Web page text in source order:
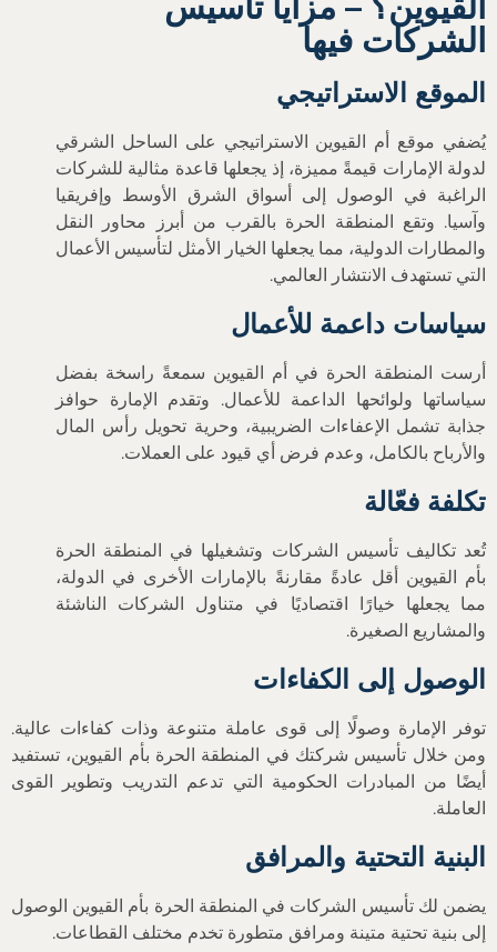
الشركات فيها
الموقع الاستراتيجي
يُضفي موقع أم القيوين الاستراتيجي على الساحل الشرقي
لدولة الإمارات قيمةً مميزة، إذ يجعلها قاعدة مثالية للشركات
الراغبة في الوصول إلى أسواق الشرق الأوسط وإفريقيا
وآسيا. وتقع المنطقة الحرة بالقرب من أبرز محاور النقل
والمطارات الدولية، مما يجعلها الخيار الأمثل لتأسيس الأعمال
التي تستهدف الانتشار العالمي.
سياسات داعمة للأعمال
أرست المنطقة الحرة في أم القيوين سمعةً راسخة بفضل
سياساتها ولوائحها الداعمة للأعمال. وتقدم الإمارة حوافز
جذابة تشمل الإعفاءات الضريبية، وحرية تحويل رأس المال
والأرباح بالكامل، وعدم فرض أي قيود على العملات.
تكلفة فعّالة
تُعد تكاليف تأسيس الشركات وتشغيلها في المنطقة الحرة
بأم القيوين أقل عادةً مقارنةً بالإمارات الأخرى في الدولة،
مما يجعلها خيارًا اقتصاديًا في متناول الشركات الناشئة
والمشاريع الصغيرة.
الوصول إلى الكفاءات
توفر الإمارة وصولًا إلى قوى عاملة متنوعة وذات كفاءات عالية.
ومن خلال تأسيس شركتك في المنطقة الحرة بأم القيوين، تستفيد
أيضًا من المبادرات الحكومية التي تدعم التدريب وتطوير القوى
العاملة.
البنية التحتية والمرافق
يضمن لك تأسيس الشركات في المنطقة الحرة بأم القيوين الوصول
إلى بنية تحتية متينة ومرافق متطورة تخدم مختلف القطاعات.